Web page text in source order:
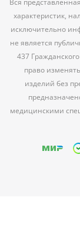
Вся
характеристик,
исключительно
не является
437
право
изделий без
медицинскими